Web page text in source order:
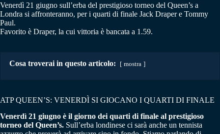
Venerdì 21 giugno sull’erba del prestigioso torneo del Queen’s a
Londra si affronteranno, per i quarti di finale Jack Draper e Tommy
Paul.
Favorito è Draper, la cui vittoria è bancata a 1.59.
Cosa troverai in questo articolo: mostra
ATP QUEEN’S: VENERDÌ SI GIOCANO I QUARTI DI FINALE
Venerdì 21 giugno è il giorno dei quarti di finale al prestigioso
torneo del Queen’s. Sull’erba londinese ci sarà anche un tennista